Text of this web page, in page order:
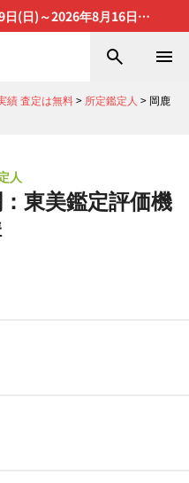
(日)～2026年8月16日
績 査定は無料> 所定鑑定人 > 岡鹿
人
東美鑑定評価機